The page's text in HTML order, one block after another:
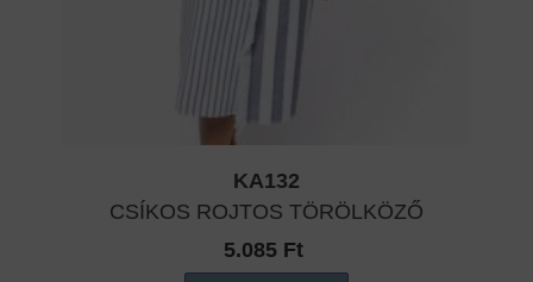
KA132
CSÍKOS ROJTOS TÖRÖLKÖZŐ
5.085 Ft